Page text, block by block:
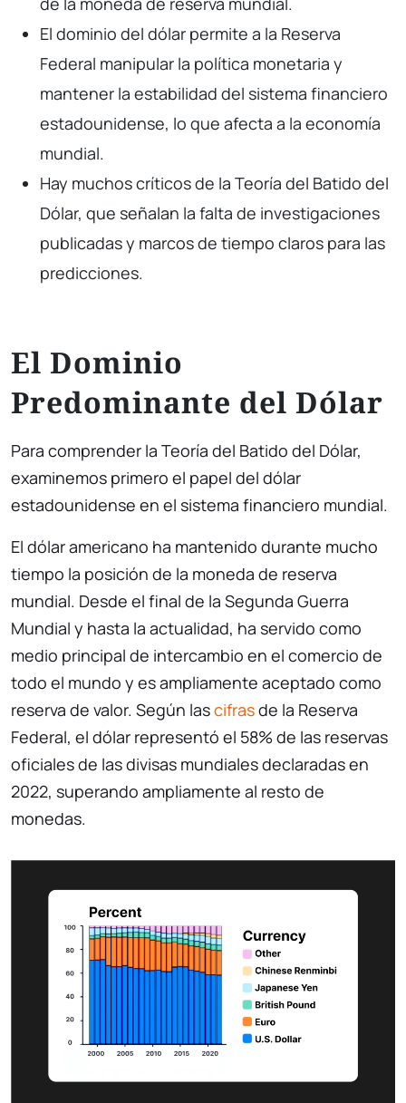
El dominio del dólar permite a la Reserva
Federal manipular la política monetaria y
mantener la estabilidad del sistema financiero
estadounidense, lo que afecta a la economía
mundial.
Hay muchos críticos de la Teoría del Batido del
Dólar, que señalan la falta de investigaciones
publicadas y marcos de tiempo claros para las
predicciones.
El Dominio
Predominante del Dólar
Para comprender la Teoría del Batido del Dólar,
examinemos primero el papel del dólar
estadounidense en el sistema financiero mundial.
El dólar americano ha mantenido durante mucho
tiempo la posición de la moneda de reserva
mundial. Desde el final de la Segunda Guerra
Mundial y hasta la actualidad, ha servido como
medio principal de intercambio en el comercio de
todo el mundo y es ampliamente aceptado como
reserva de valor. Según lascifrasde la Reserva
Federal, el dólar representó el 58% de las reservas
oficiales de las divisas mundiales declaradas en
2022, superando ampliamente al resto de
monedas.